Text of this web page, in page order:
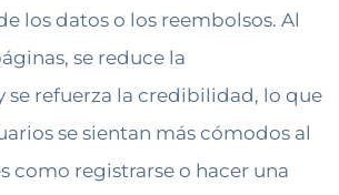
los datos o los reembolsos. Al
se reduce la
refuerza la credibilidad, lo que
se sientan más cómodos al
como registrarse o hacer una